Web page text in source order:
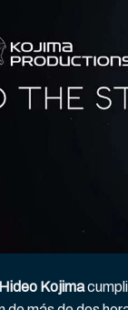
Hideo Kojima